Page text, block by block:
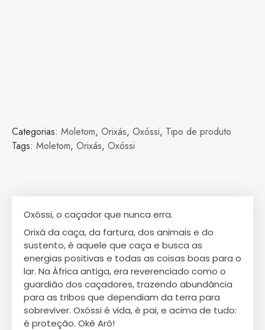
Categorias: Moletom, Orixás, Oxóssi, Tipo de produto
Tags: Moletom, Orixás, Oxóssi
Oxóssi, o caçador que nunca erra.
Orixá da caça, da fartura, dos animais e do
sustento, é aquele que caça e busca as
energias positivas e todas as coisas boas para o
lar. Na África antiga, era reverenciado como o
guardião dos caçadores, trazendo abundância
para as tribos que dependiam da terra para
sobreviver. Oxóssi é vida, é pai, e acima de tudo:
é proteção. Okê Arô!